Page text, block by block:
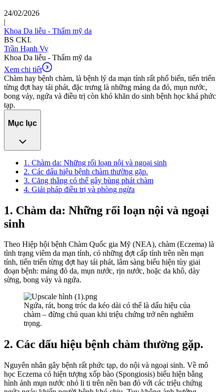
24/02/2026
|
Khoa Da liễu - Thẩm mỹ da
BS CKI.
Trần Hạnh Vy
Khoa Da liễu - Thẩm mỹ da
Xem chi tiết
Chàm hay bệnh chàm, là bệnh lý da mạn tính rất phổ biến, tiến triển
từng đợt hay tái phát, đặc trưng là những mảng da đỏ, mụn nước,
bong vảy, ngứa và điều trị còn khó khăn do sinh bệnh học khá phức
tạp.
Mục lục
1. Chàm da: Những rối loạn nội và ngoại sinh
2. Các dấu hiệu bệnh chàm thường gặp.
3. Căng thẳng có thể gây bùng phát chàm
4. Giải pháp điều trị và phòng ngừa
1. Chàm da: Những rối loạn nội và ngoại
sinh
Theo Hiệp hội bệnh Chàm Quốc gia Mỹ (NEA), chàm (Eczema) là
tình trạng viêm da mạn tính, có những đợt cấp tính trên nền mạn
tính, tiến triển từng đợt hay tái phát, lâm sàng biểu hiện tùy giai
đoạn bệnh: mảng đỏ da, mụn nước, rịn nước, hoặc da khô, dày
sừng, bong vảy và ngứa.
Ngứa, rát, bong tróc da kéo dài có thể là dấu hiệu của
chàm – đừng chủ quan khi triệu chứng trở nên nghiêm
trọng.
2. Các dấu hiệu bệnh chàm thường gặp.
Nguyên nhân gây bệnh rất phức tạp, do nội và ngoại sinh. Về mô
học Eczema có hiện tượng xốp bào (Spongiosis) biểu hiện bằng
hình ảnh mụn nước nhỏ li ti trên nền ban đỏ với các triệu chứng